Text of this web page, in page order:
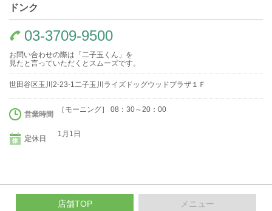
ドンク
03-3709-9500
お問い合わせの際は「二子玉くん」を
見たと言っていただくとスムーズです。
世田谷区玉川2-23-1二子玉川ライズドッグウッドプラザ１Ｆ
営業時間
［モーニング］ 08：30～20：00
定休日
1月1日
店舗TOP メニュー